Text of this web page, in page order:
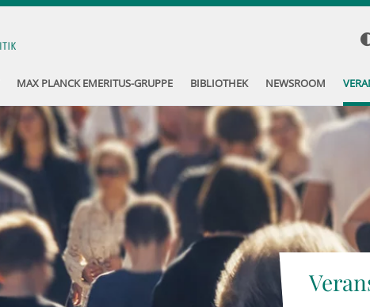
MAX PLANCK EMERITUS-GRUPPE BIBLIOTHEK NEWSROOM